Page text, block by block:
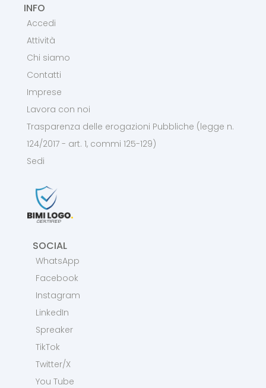
INFO
Accedi
Attività
Chi siamo
Contatti
Imprese
Lavora con noi
Trasparenza delle erogazioni Pubbliche (legge n.
124/2017 - art. 1, commi 125-129)
Sedi
SOCIAL
WhatsApp
Facebook
Instagram
LinkedIn
Spreaker
TikTok
Twitter/X
You Tube